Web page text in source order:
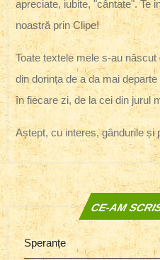
apreciate, iubite, "cântate". Te
noastră prin Clipe!
Toate textele mele s-au
din dorința de a da mai
în fiecare zi, de la cei din jurul
Aștept, cu interes, gândurile și
CE-AM
Speranțe